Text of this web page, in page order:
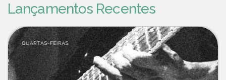
Lançamentos Recentes